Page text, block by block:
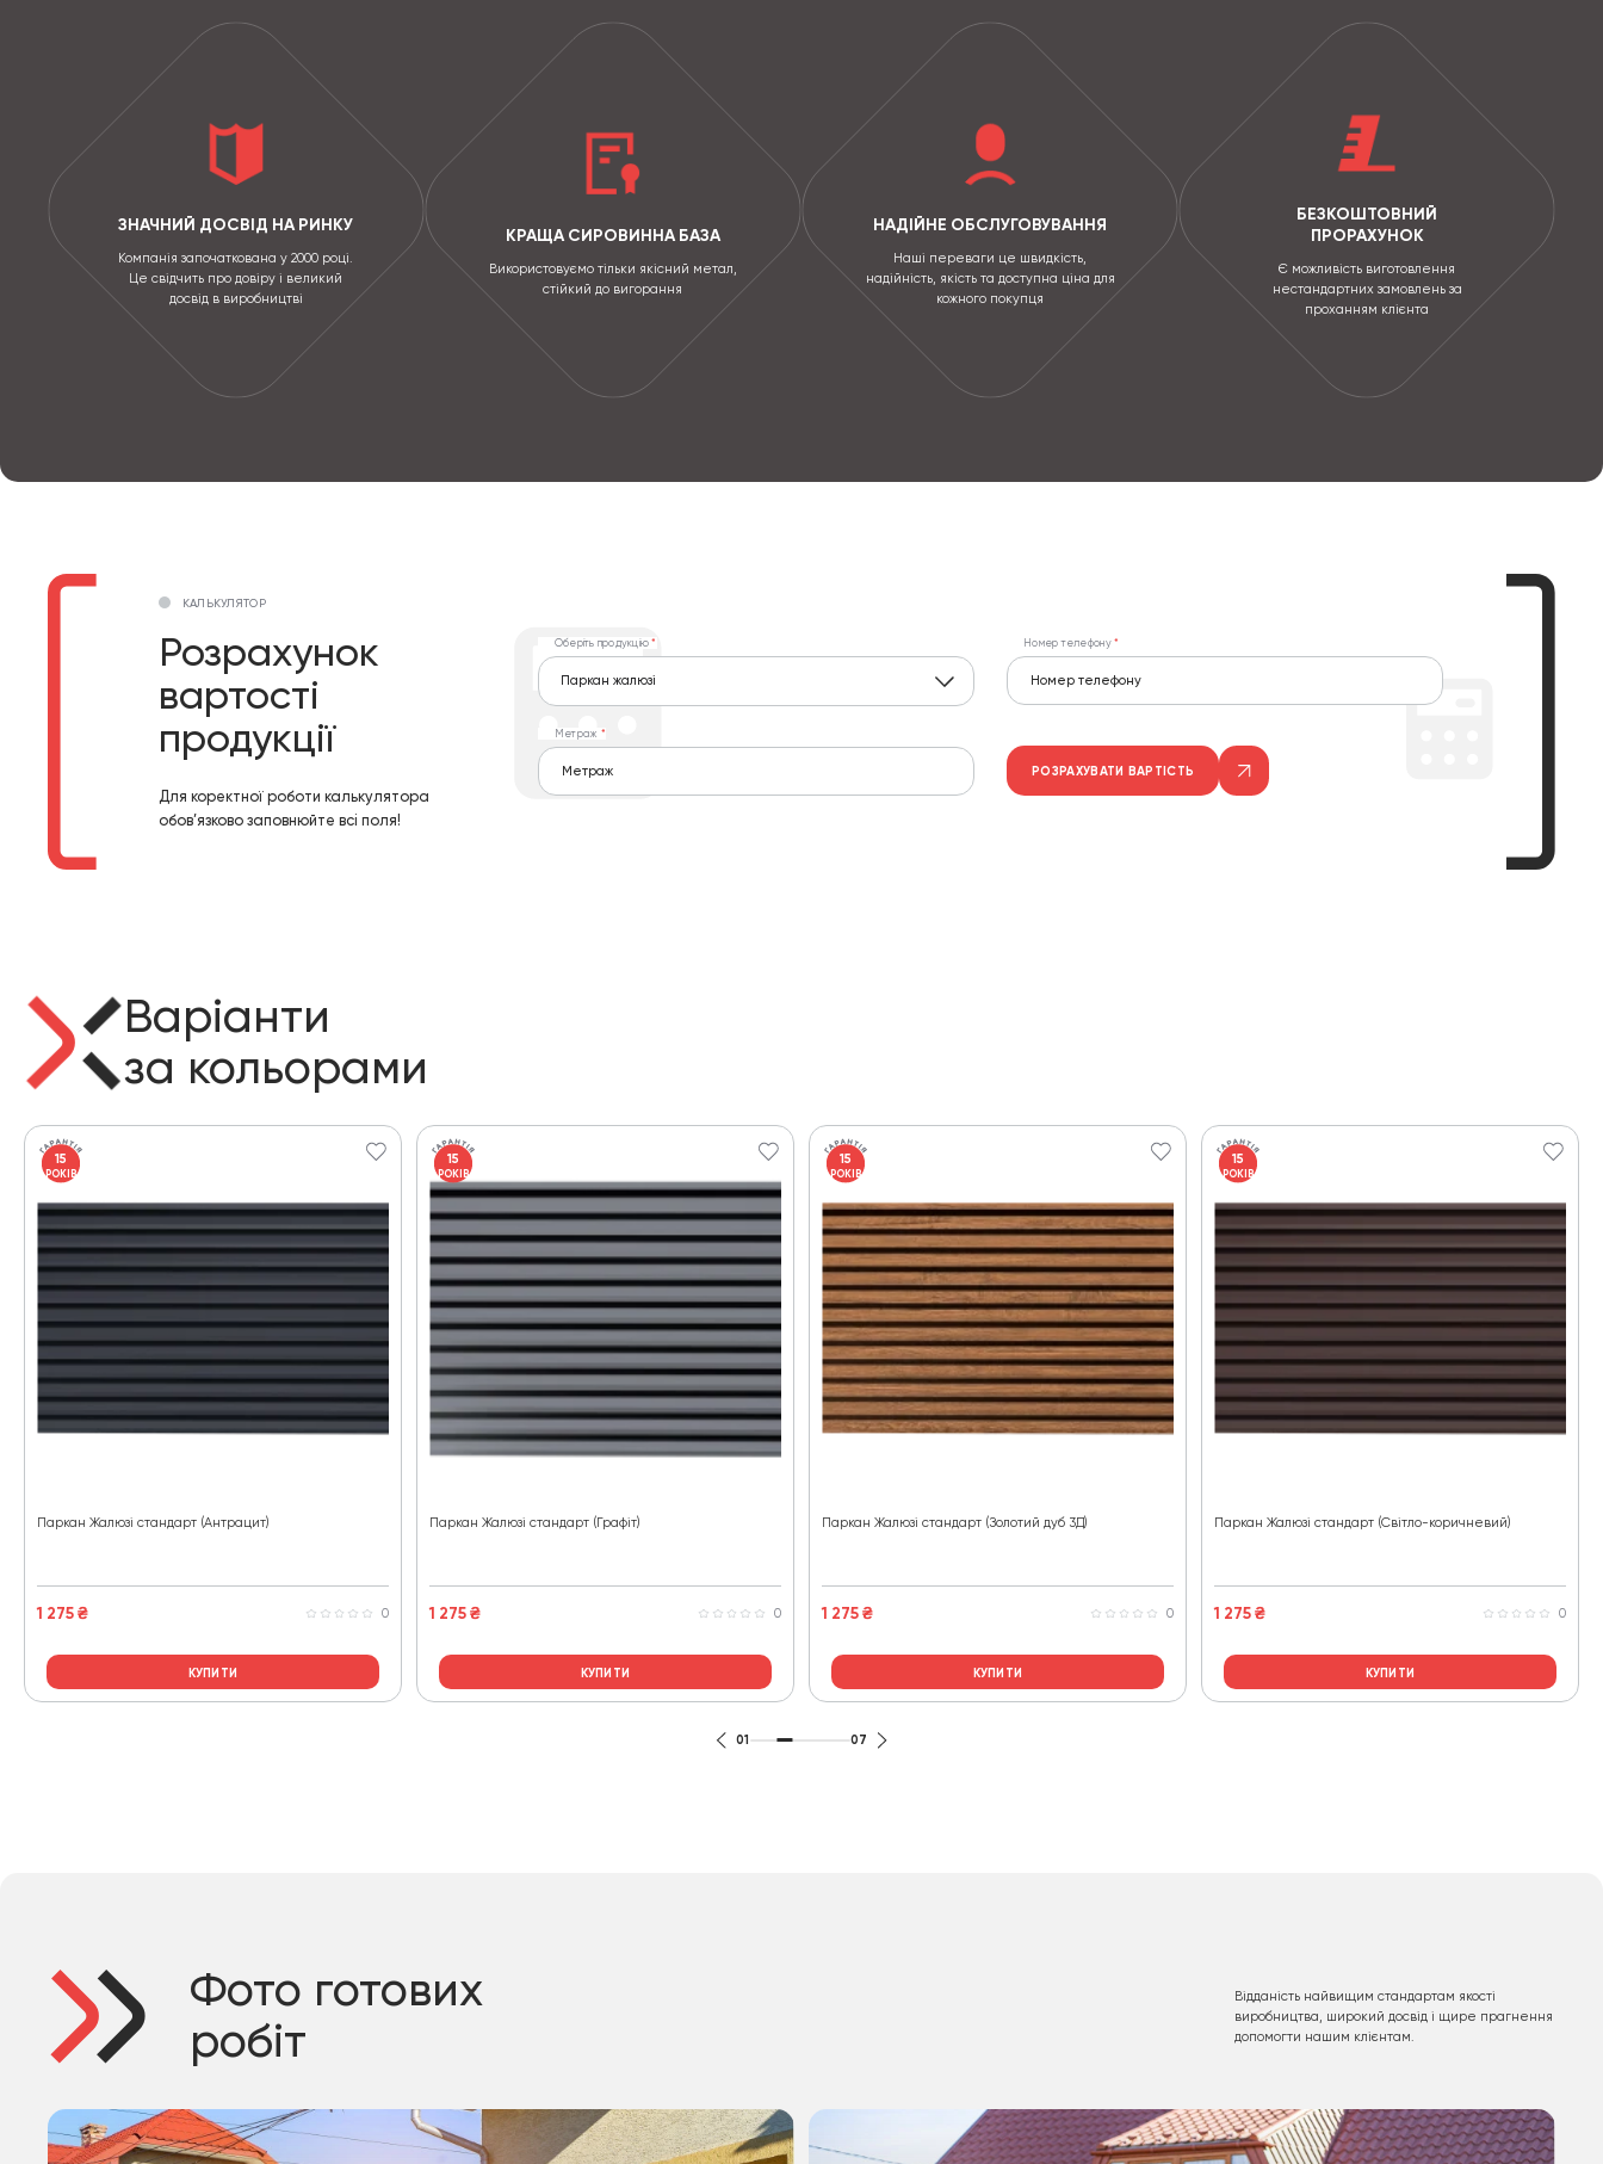
ЗНАЧНИЙ ДОСВІД НА РИНКУ
Компанія започаткована у 2000 році.
Це свідчить про довіру і великий
досвід в виробництві
КРАЩА СИРОВИННА БАЗА
Використовуємо тільки якісний метал,
стійкий до вигорання
НАДІЙНЕ ОБСЛУГОВУВАННЯ
Наші переваги це швидкість,
надійність, якість та доступна ціна для
кожного покупця
БЕЗКОШТОВНИЙ
ПРОРАХУНОК
Є можливість виготовлення
нестандартних замовлень за
проханням клієнта
КАЛЬКУЛЯТОР
Розрахунок
вартості
продукції
Для коректної роботи калькулятора
обов’язково заповнюйте всі поля!
Оберіть продукцію
Паркан жалюзі
Метраж
Номер телефону
РОЗРАХУВАТИ ВАРТІСТЬ
Варіанти
за кольорами
15
РОКІВ
Паркан Жалюзі стандарт (Антрацит)
1 275₴ 0
КУПИТИ
15
РОКІВ
Паркан Жалюзі стандарт (Графіт)
1 275₴ 0
КУПИТИ
15
РОКІВ
Паркан Жалюзі стандарт (Золотий дуб 3Д)
1 275₴ 0
КУПИТИ
15
РОКІВ
Паркан Жалюзі стандарт (Світло-коричневий)
1 275₴ 0
КУПИТИ
01 07
Фото готових
робіт
Відданість найвищим стандартам якості
виробництва, широкий досвід і щире прагнення
допомогти нашим клієнтам.